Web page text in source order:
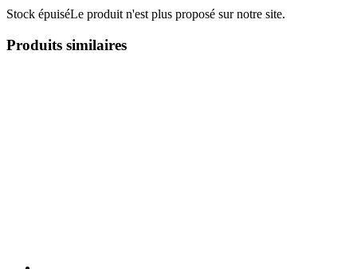
Stock épuiséLe produit n'est plus proposé sur notre site.
Produits similaires